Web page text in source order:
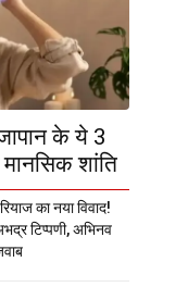
के ये 3
शांति
का नया विवाद!
टिप्पणी, अभिनव